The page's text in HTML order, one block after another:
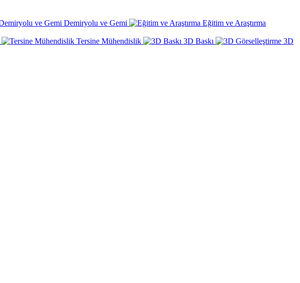
Demiryolu ve Gemi
Eğitim ve Araştırma
Tersine Mühendislik 3D Baskı
3D